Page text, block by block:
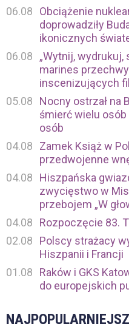
06.08
Obciążenie
doprowadziły
ikonicznych
06.08
„Wytnij, wydrukuj,
marines
inscenizujących
05.08
Nocny ostrzał na
śmierć wielu
osób
04.08
Zamek Książ w
przedwojenne
04.08
Hiszpańska
zwycięstwo w
przebojem „W
04.08
Rozpoczęcie 83.
02.08
Polscy strażacy
Hiszpanii i Francji
01.08
Raków i GKS
do europejskich